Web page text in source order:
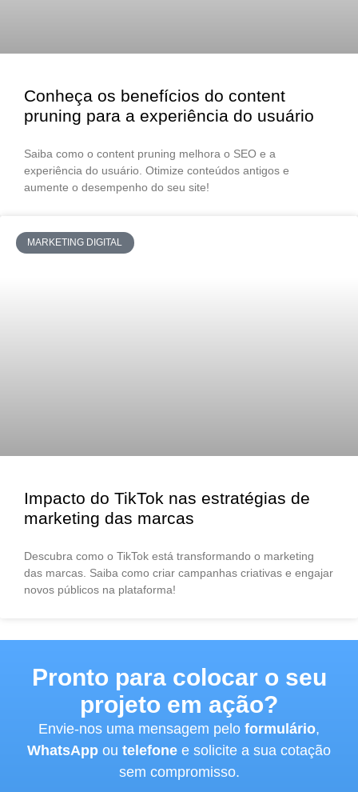
Conheça os benefícios do content
pruning para a experiência do usuário
Saiba como o content pruning melhora o SEO e a
experiência do usuário. Otimize conteúdos antigos e
aumente o desempenho do seu site!
MARKETING DIGITAL
Impacto do TikTok nas estratégias de
marketing das marcas
Descubra como o TikTok está transformando o marketing
das marcas. Saiba como criar campanhas criativas e engajar
novos públicos na plataforma!
Pronto para colocar o seu
projeto em ação?
Envie-nos uma mensagem pelo formulário,
WhatsApp ou telefone e solicite a sua cotação
sem compromisso.